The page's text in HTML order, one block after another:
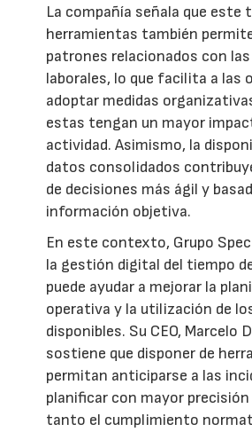
La compañía señala que este
herramientas también
patrones relacionados con
laborales, lo que facilita a las
adoptar medidas
estas tengan un mayor
actividad. Asimismo, la
datos consolidados
de decisiones más ágil y
información objetiva.
En este contexto, Grupo
la gestión digital del tiempo
puede ayudar a mejorar la
operativa y la utilización de
disponibles. Su CEO, Marcelo
sostiene que disponer de
permitan anticiparse a las
planificar con mayor
tanto el cumplimiento